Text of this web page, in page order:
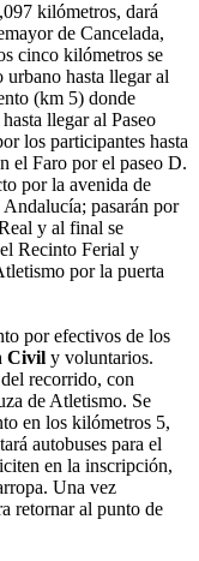
kilómetros, dará
de Cancelada,
cinco kilómetros se
urbano hasta llegar al
(km 5) donde
llegar al Paseo
los participantes hasta
el Faro por el paseo D.
por la avenida de
pasarán por
y al final se
Recinto Ferial y
por la puerta
por efectivos de los
Civil y voluntarios.
recorrido, con
de Atletismo. Se
en los kilómetros 5,
autobuses para el
en la inscripción,
Una vez
retornar al punto de